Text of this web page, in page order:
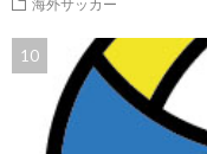
海外サッカー